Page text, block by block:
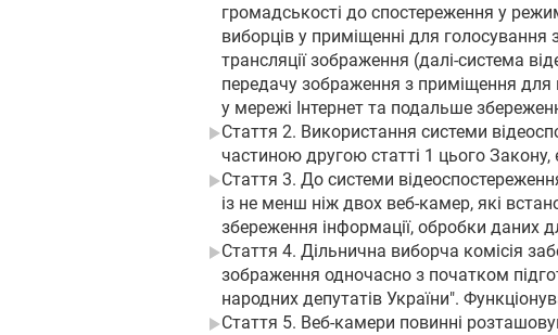
громадськості до спостереження у
виборців у приміщенні для голосування
трансляції зображення (далі-система
передачу зображення з приміщення для
у мережі Інтернет та подальше
Стаття 2. Використання системи
частиною другою статті 1 цього
Стаття 3. До системи
із не менш ніж двох веб-камер, які
збереження інформації, обробки даних
Стаття 4. Дільнична виборча комісія
зображення одночасно з початком
народних депутатів України".
Стаття 5. Веб-камери повинні